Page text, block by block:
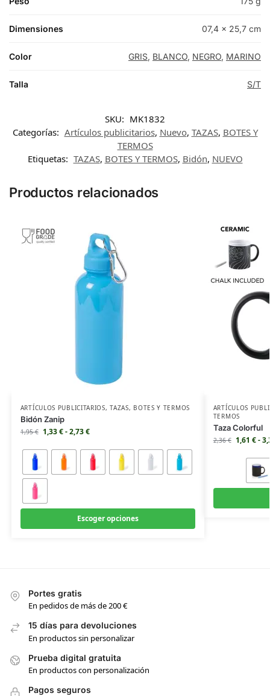
Dimensiones 07,4 × 25,7 cm
Color GRIS, BLANCO, NEGRO, MARINO
Talla S/T
SKU: MK1832
Categorías: Artículos publicitarios, Nuevo, TAZAS, BOTES Y
TERMOS
Etiquetas: TAZAS, BOTES Y TERMOS, Bidón, NUEVO
Productos relacionados
ARTÍCULOS PUBLICITARIOS,TAZAS, BOTES Y TERMOS
Bidón Zanip
1,95€ 1,33€-2,73€
Escoger opciones
ARTÍCULOS
TERMOS
Taza Colorful
2,36€ 1,61 €-
Portes gratis
En pedidos de más de 200 €
15 días para devoluciones
En productos sin personalizar
Prueba digital gratuita
En productos con personalización
Pagos seguros